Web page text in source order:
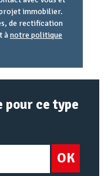
immobilier.
de rectification
ànotre politique
pour ce type
OK